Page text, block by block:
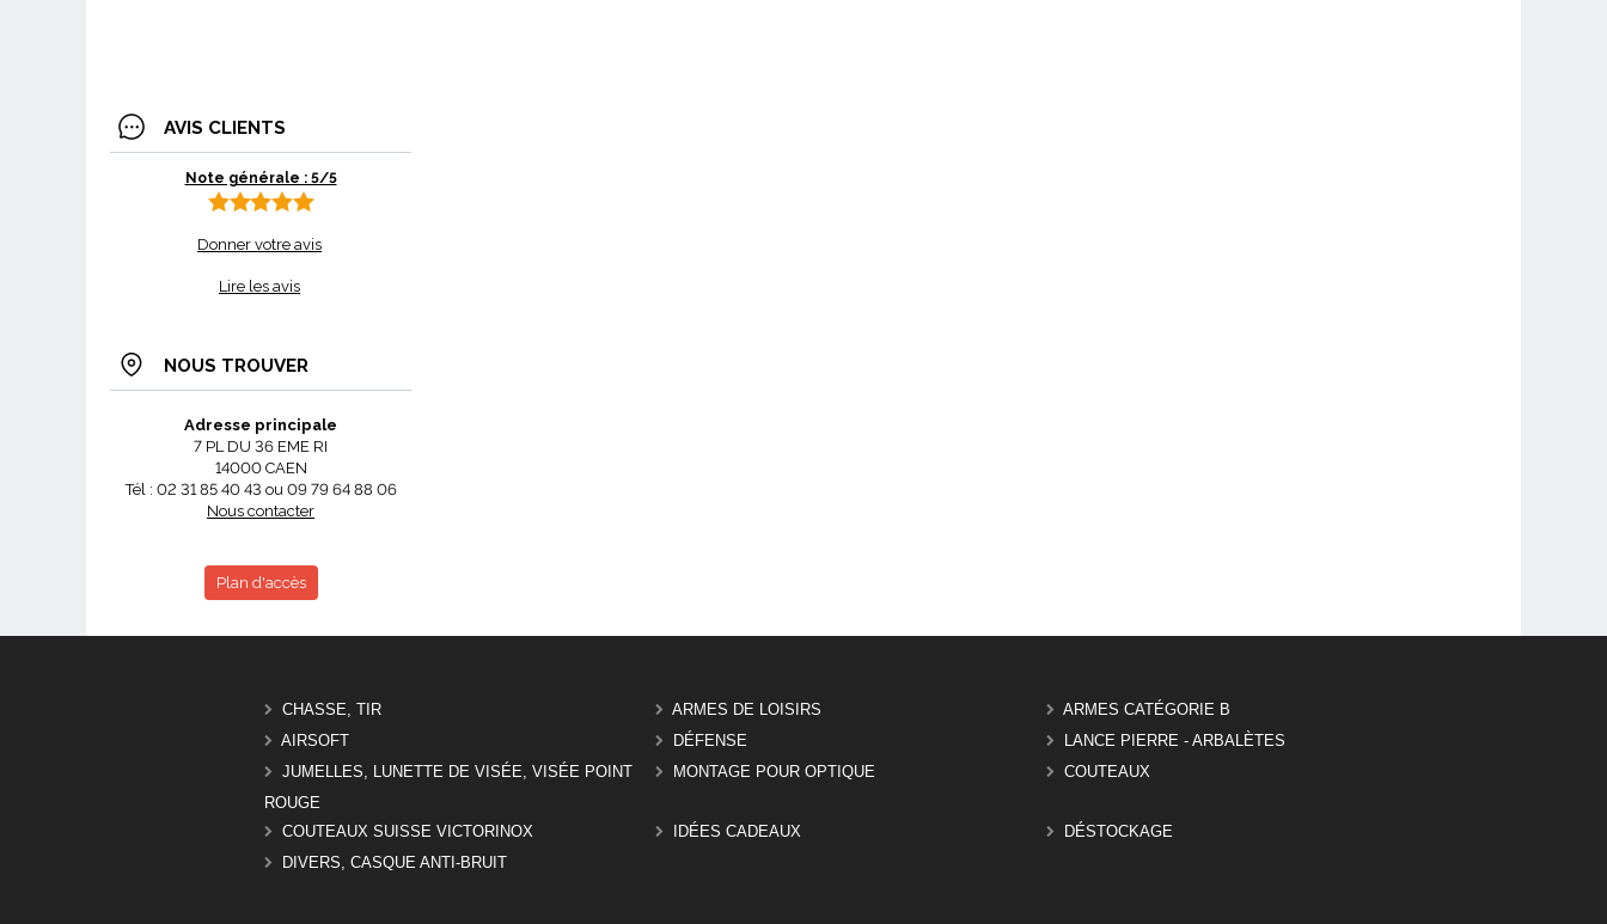
AVIS CLIENTS
Note générale : 5/5
Donner votre avis
Lire les avis
NOUS TROUVER
Adresse principale
7 PL DU 36 EME RI
14000 CAEN
Tél : 02 31 85 40 43 ou 09 79 64 88 06
Nous contacter
Plan d'accès
CHASSE, TIR ARMES DE LOISIRS
ARMES CATÉGORIE B
AIRSOFT
DÉFENSE
LANCE PIERRE - ARBALÈTES
JUMELLES, LUNETTE DE VISÉE, VISÉE POINT
ROUGE
MONTAGE POUR OPTIQUE COUTEAUX
COUTEAUX SUISSE VICTORINOX IDÉES CADEAUX
DÉSTOCKAGE
DIVERS, CASQUE ANTI-BRUIT